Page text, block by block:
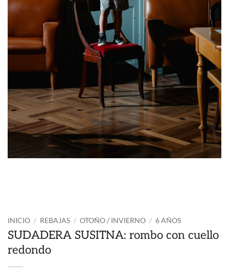
INICIO / REBAJAS / OTOÑO / INVIERNO / 6 AÑOS
SUDADERA SUSITNA: rombo con cuello
redondo